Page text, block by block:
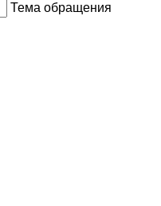
Тема обращения